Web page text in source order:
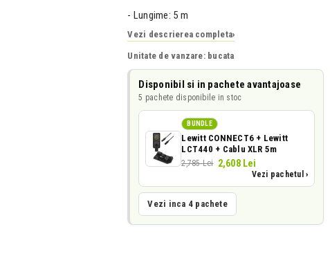
- Lungime: 5 m
Vezi descrierea completa›
Unitate de vanzare: bucata
Disponibil si in pachete avantajoase
5 pachete disponibile in stoc
BUNDLE
Lewitt CONNECT6 + Lewitt
LCT440 + Cablu XLR 5m
2,785 Lei 2,608 Lei
Vezi pachetul ›
Vezi inca 4 pachete